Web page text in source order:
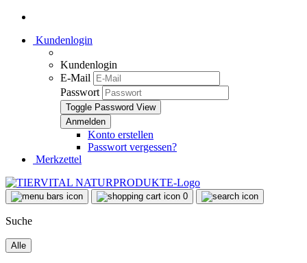
Kundenlogin
Kundenlogin
E-Mail
Passwort
Toggle Password View
Konto erstellen
Passwort vergessen?
Merkzettel
0
Suche
Alle